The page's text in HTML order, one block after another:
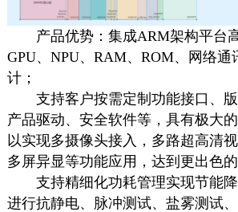
产品优势：集成ARM架构平台
GPU、NPU、RAM、ROM、网络通
计；
支持客户按需定制功能接口、版
产品驱动、安全软件等，具有极大
以实现多摄像头接入，多路超高清
多屏异显等功能应用，达到更出色
支持精细化功耗管理实现节能
进行抗静电、脉冲测试、盐雾测试